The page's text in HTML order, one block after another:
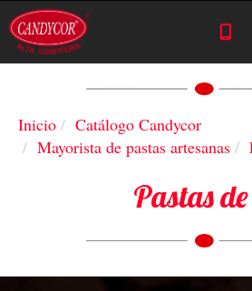
Inicio
Catálogo Candycor
Mayorista de pastas artesanas
Pastas